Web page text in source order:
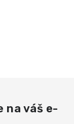
na váš e-